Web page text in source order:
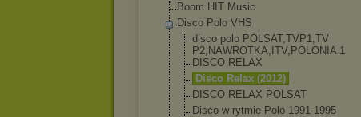
Boom HIT Music
Disco Polo VHS
disco polo POLSAT,TVP1,TV
P2,NAWROTKA,ITV,POLONIA 1
DISCO RELAX
Disco Relax (2012)
DISCO RELAX POLSAT
Disco w rytmie Polo 1991-1995